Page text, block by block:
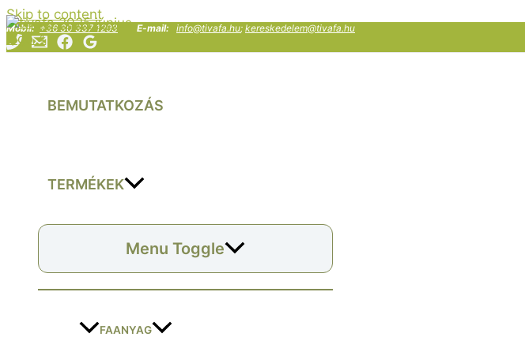
Skip to content
Mobil: +36 30 337 1293 E-mail: info@tivafa.hu; kereskedelem@tivafa.hu
BEMUTATKOZÁS
TERMÉKEK
Menu Toggle
FAANYAG